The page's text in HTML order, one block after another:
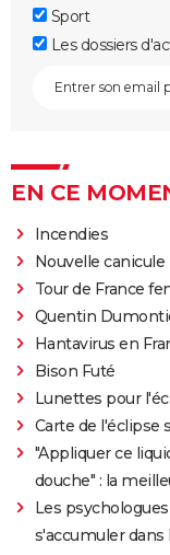
Sport
Les dossiers
EN CE
Incendies
Nouvelle canicule
Tour de France
Quentin
Hantavirus en
Bison Futé
Lunettes pour
Carte de l'éclipse
"Appliquer ce
douche" : la
Les
s'accumuler dans